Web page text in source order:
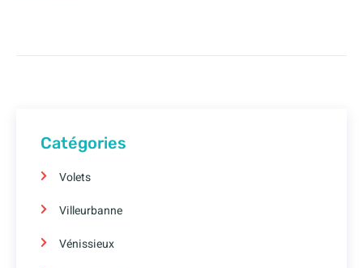
Catégories
Volets
Villeurbanne
Vénissieux